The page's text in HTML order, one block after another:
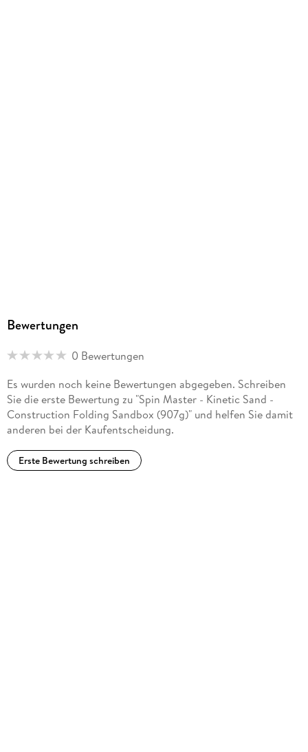
Bewertungen
0 Bewertungen
Es wurden noch keine Bewertungen abgegeben. Schreiben
Sie die erste Bewertung zu "Spin Master - Kinetic Sand -
Construction Folding Sandbox (907g)" und helfen Sie damit
anderen bei der Kaufentscheidung.
Erste Bewertung schreiben